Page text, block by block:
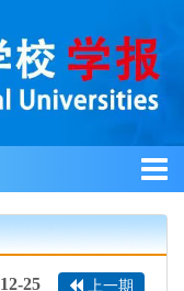
25 上一期